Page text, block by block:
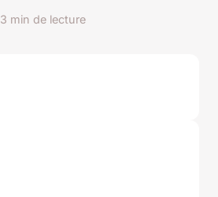
3 min de lecture